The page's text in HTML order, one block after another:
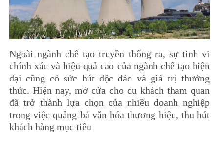
Ngoài ngành chế tạo truyền thống ra, sự tinh vi
chính xác và hiệu quả cao của ngành chế tạo hiện
đại cũng có sức hút độc đáo và giá trị thưởng
thức. Hiện nay, mở cửa cho du khách tham quan
đã trở thành lựa chọn của nhiều doanh nghiệp
trong việc quảng bá văn hóa thương hiệu, thu hút
khách hàng mục tiêu